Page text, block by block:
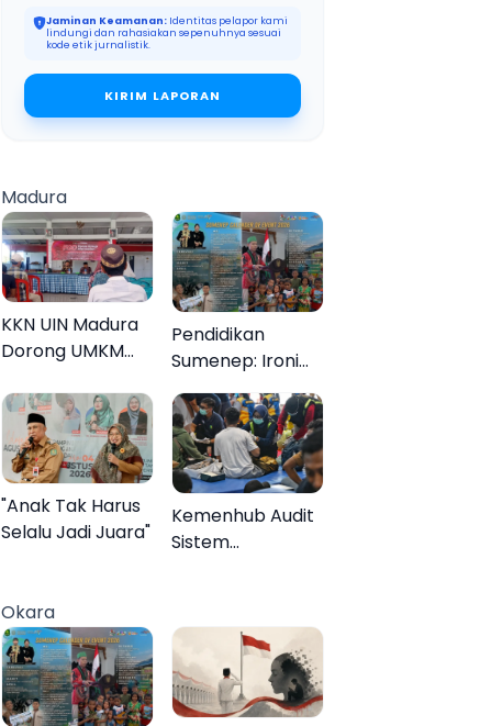
Jaminan Keamanan: Identitas pelapor kami
lindungi dan rahasiakan sepenuhnya sesuai
kode etik jurnalistik.
KIRIM LAPORAN
Madura
KKN UIN Madura
Dorong UMKM
Naik Kelas
Pendidikan
Sumenep: Ironi
13.095 Anak Tidak
Sekolah
Menyaksikan
Semarak Festival
Kalender Event
2026
"Anak Tak Harus
Selalu Jadi Juara"
Kemenhub Audit
Sistem
Mutiara Sentosa
II
Okara